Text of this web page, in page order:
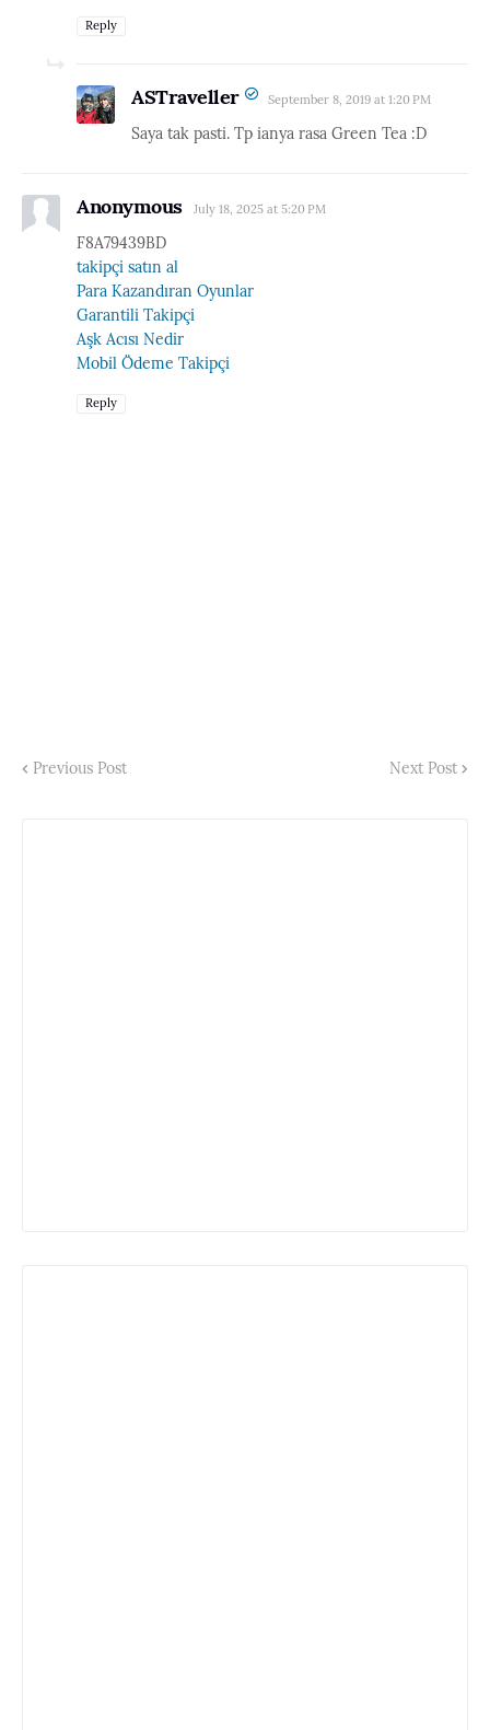
Reply
ASTraveller September 8, 2019 at 1:20 PM
Saya tak pasti. Tp ianya rasa Green Tea :D
Anonymous July 18, 2025 at 5:20 PM
F8A79439BD
takipçi satın al
Para Kazandıran Oyunlar
Garantili Takipçi
Aşk Acısı Nedir
Mobil Ödeme Takipçi
Reply
Previous Post Next Post